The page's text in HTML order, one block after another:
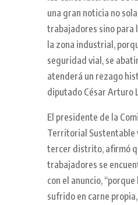
una gran noticia no
trabajadores sino para
la zona industrial,
seguridad vial, se
atenderá un rezago
diputado César Arturo
El presidente de la
Territorial Sustentable
tercer distrito, afirmó
trabajadores se
con el anuncio,
sufrido en carne